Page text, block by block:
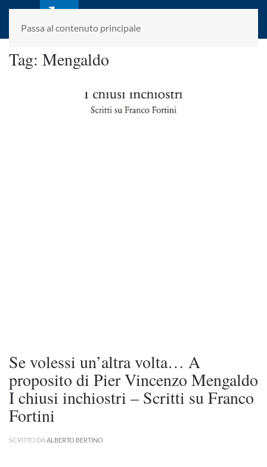
Passa al contenuto principale
laletteraturaenoi.it
fondato da Romano Luperini
Tag: Mengaldo
Se volessi un’altra volta… A
proposito di Pier Vincenzo Mengaldo
I chiusi inchiostri – Scritti su Franco
Fortini
SCRITTO DAALBERTO BERTINO